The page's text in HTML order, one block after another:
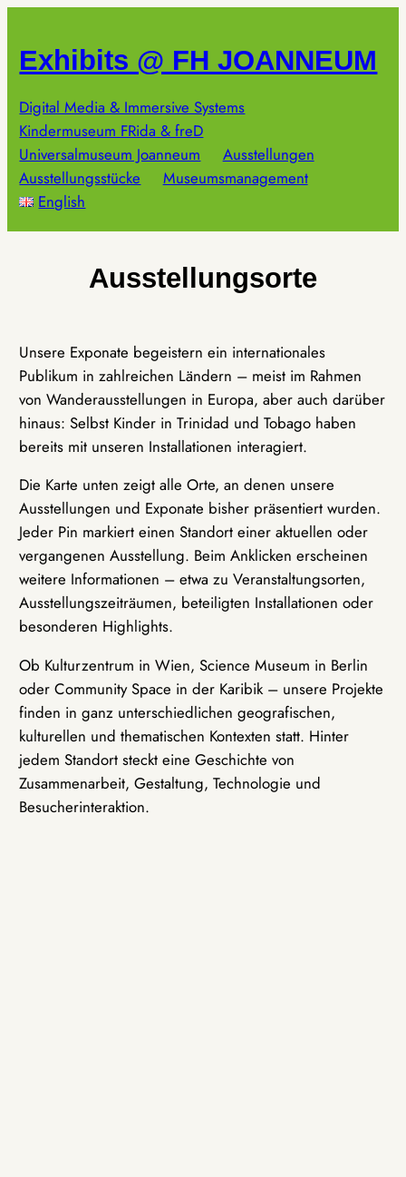
springen
Exhibits @ FH JOANNEUM
Digital Media & Immersive Systems
Kindermuseum FRida & freD
Universalmuseum Joanneum
Ausstellungen
Ausstellungsstücke
Museumsmanagement
English
Ausstellungsorte
Unsere Exponate begeistern ein internationales
Publikum in zahlreichen Ländern – meist im Rahmen
von Wanderausstellungen in Europa, aber auch darüber
hinaus: Selbst Kinder in Trinidad und Tobago haben
bereits mit unseren Installationen interagiert.
Die Karte unten zeigt alle Orte, an denen unsere
Ausstellungen und Exponate bisher präsentiert wurden.
Jeder Pin markiert einen Standort einer aktuellen oder
vergangenen Ausstellung. Beim Anklicken erscheinen
weitere Informationen – etwa zu Veranstaltungsorten,
Ausstellungszeiträumen, beteiligten Installationen oder
besonderen Highlights.
Ob Kulturzentrum in Wien, Science Museum in Berlin
oder Community Space in der Karibik – unsere Projekte
finden in ganz unterschiedlichen geografischen,
kulturellen und thematischen Kontexten statt. Hinter
jedem Standort steckt eine Geschichte von
Zusammenarbeit, Gestaltung, Technologie und
Besucherinteraktion.